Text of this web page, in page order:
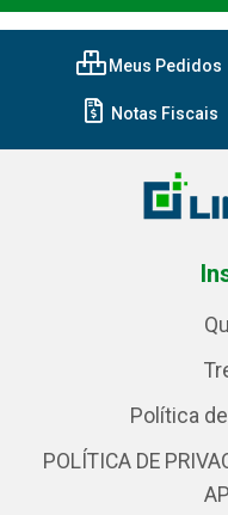
Meus Pedidos
Notas Fiscais
Política
POLÍTICA DE